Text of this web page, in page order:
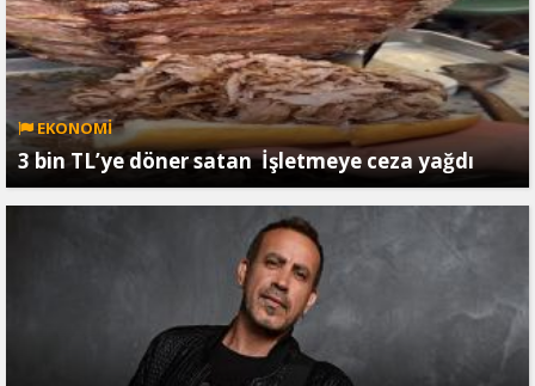
EKONOMİ
3 bin TL’ye döner satan İşletmeye ceza yağdı